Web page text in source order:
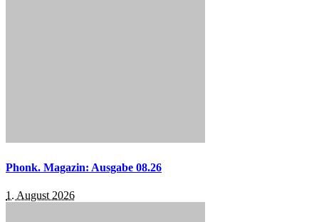
Phonk. Magazin: Ausgabe 08.26
1. August 2026